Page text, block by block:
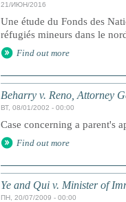
21/ИЮН/2016
Une étude du Fonds des
réfugiés mineurs dans le
Find out more
Beharry v. Reno, Attorney
ВТ, 08/01/2002 - 00:00
Case concerning a parent's
Find out more
Ye and Qui v. Minister of
ПН, 20/07/2009 - 00:00